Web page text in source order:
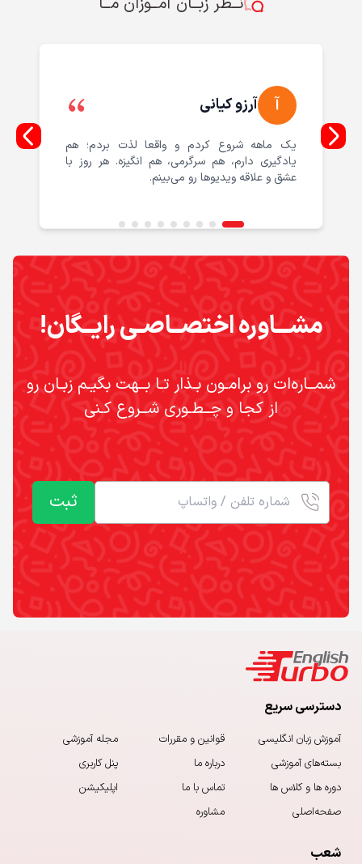
آ آرزو کیانی
یک ماهه شروع کردم و واقعا لذت بردم؛ هم
یادگیری دارم، هم سرگرمی، هم انگیزه. هر روز با
عشق و علاقه ویدیوها رو می‌بینم.
مشـــاوره اختصــاصـی رایــگان!
شمــاره‌ات رو برامـون بـذار تـا بــهت بگیـم زبـان رو
از کجا و چــطـوری شــروع کـنی
ثبت
دسترسی سریع
آموزش زبان‌ انگلیسی
بسته‌های آموزشی
دوره ها و کلاس ها
صفحه‌اصلی
قوانین و مقررات
درباره ما
تماس با ما
مشاوره
مجله آموزشی
پنل کاربری
اپلیکیشن
شعب